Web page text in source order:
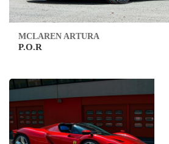
MCLAREN ARTURA
P.O.R